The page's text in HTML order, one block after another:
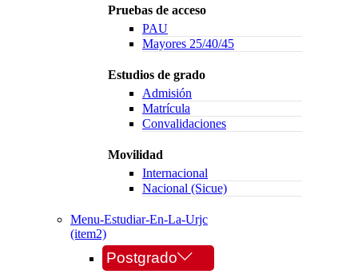
Pruebas de acceso
PAU
Mayores 25/40/45
Estudios de grado
Admisión
Matrícula
Convalidaciones
Movilidad
Internacional
Nacional (Sicue)
Menu-Estudiar-En-La-Urjc
(item2)
Postgrado